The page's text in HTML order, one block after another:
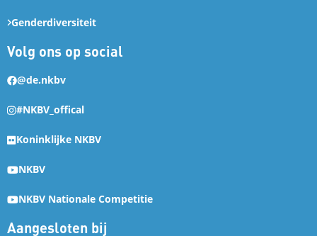
Genderdiversiteit
Volg ons op social
@de.nkbv
#NKBV_offical
Koninklijke NKBV
NKBV
NKBV Nationale Competitie
Aangesloten bij